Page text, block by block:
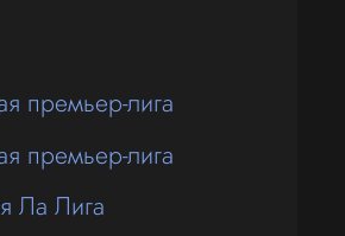
премьер-лига
премьер-лига
Ла Лига